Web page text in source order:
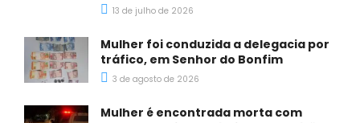
13 de julho de 2026
Mulher foi conduzida a delegacia por
tráfico, em Senhor do Bonfim
3 de agosto de 2026
Mulher é encontrada morta com